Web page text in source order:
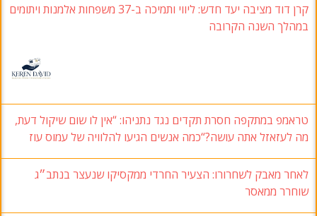
קרן דוד מציבה יעד חדש: ליווי ותמיכה ב-37 משפחות אלמנות ויתומים
במהלך השנה הקרובה
טראמפ במתקפה חסרת תקדים נגד נתניהו: “אין לו שום שיקול דעת,
מה לעזאזל אתה עושה?“כמה אנשים הגיעו להלוויה של עמוס עוז
לאחר מאבק לשחרורו: הצעיר החרדי ממקסיקו שנעצר בנתב״ג
שוחרר ממאסר